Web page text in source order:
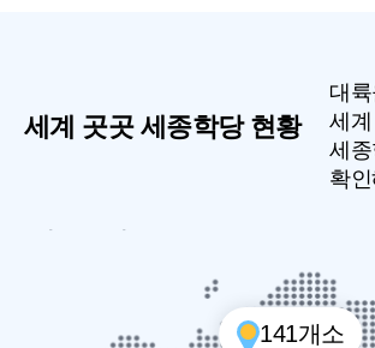
세계 곳곳 세종학당 현황
대
세
세
확
141개소